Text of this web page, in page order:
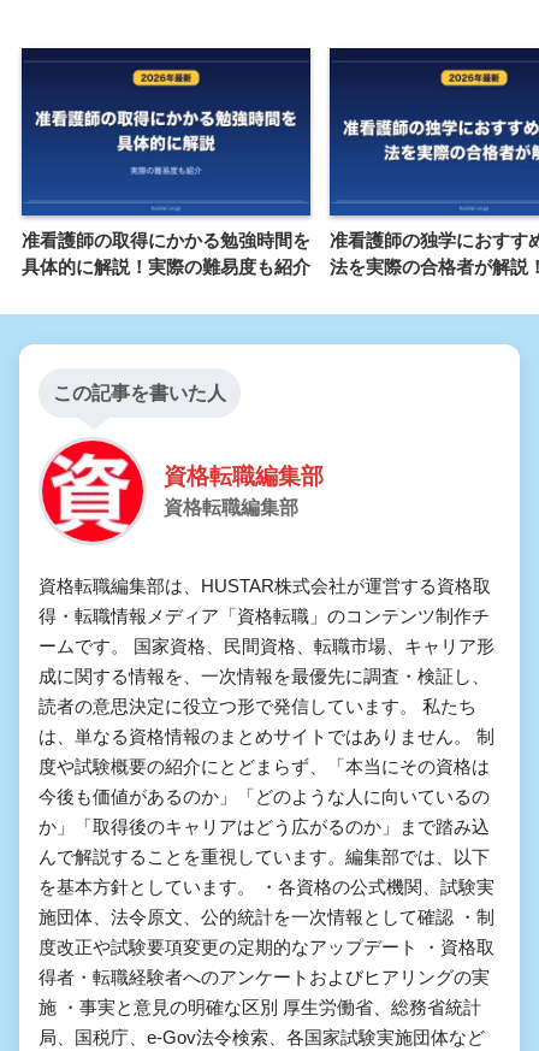
准看護師の取得にかかる勉強時間を
具体的に解説！実際の難易度も紹介
准看護師の独学におすす
法を実際の合格者が解説
この記事を書いた人
資格転職編集部
資格転職編集部
資格転職編集部は、HUSTAR株式会社が運営する資格取
得・転職情報メディア「資格転職」のコンテンツ制作チ
ームです。 国家資格、民間資格、転職市場、キャリア形
成に関する情報を、一次情報を最優先に調査・検証し、
読者の意思決定に役立つ形で発信しています。 私たち
は、単なる資格情報のまとめサイトではありません。 制
度や試験概要の紹介にとどまらず、「本当にその資格は
今後も価値があるのか」「どのような人に向いているの
か」「取得後のキャリアはどう広がるのか」まで踏み込
んで解説することを重視しています。編集部では、以下
を基本方針としています。 ・各資格の公式機関、試験実
施団体、法令原文、公的統計を一次情報として確認 ・制
度改正や試験要項変更の定期的なアップデート ・資格取
得者・転職経験者へのアンケートおよびヒアリングの実
施 ・事実と意見の明確な区別 厚生労働省、総務省統計
局、国税庁、e-Gov法令検索、各国家試験実施団体など